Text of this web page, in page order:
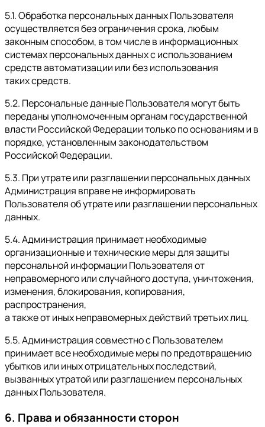
5.1. Обработка персональных данных Пользователя
осуществляется без ограничения срока, любым
законным способом, в том числе в информационных
системах персональных данных с использованием
средств автоматизации или без использования
таких средств.
5.2. Персональные данные Пользователя могут быть
переданы уполномоченным органам государственной
власти Российской Федерации только по основаниям и в
порядке, установленным законодательством
Российской Федерации.
5.3. При утрате или разглашении персональных данных
Администрация вправе не информировать
Пользователя об утрате или разглашении персональных
данных.
5.4. Администрация принимает необходимые
организационные и технические меры для защиты
персональной информации Пользователя от
неправомерного или случайного доступа, уничтожения,
изменения, блокирования, копирования,
распространения,
а также от иных неправомерных действий третьих лиц.
5.5. Администрация совместно с Пользователем
принимает все необходимые меры по предотвращению
убытков или иных отрицательных последствий,
вызванных утратой или разглашением персональных
данных Пользователя.
6. Права и обязанности сторон